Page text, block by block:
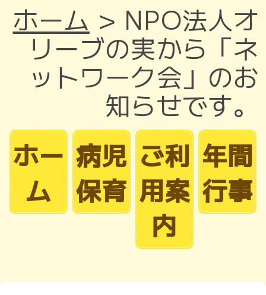
ホーム > NPO法人オ
リーブの実から「ネ
ットワーク会」のお
知らせです。
ホー
ム
病児
保育
ご利
用案
内
年間
行事